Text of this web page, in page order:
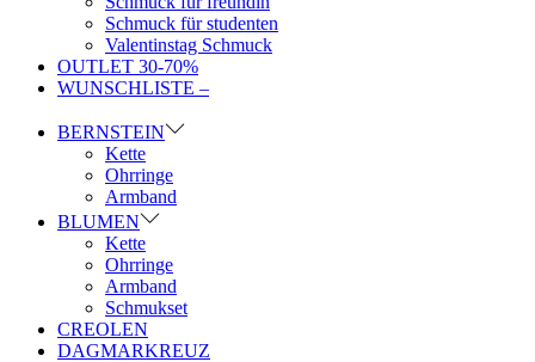
Schmuck für studenten
Valentinstag Schmuck
OUTLET 30-70%
WUNSCHLISTE –
BERNSTEIN
Kette
Ohrringe
Armband
BLUMEN
Kette
Ohrringe
Armband
Schmukset
CREOLEN
DAGMARKREUZ